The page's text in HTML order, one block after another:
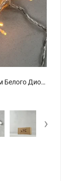
Гирлянда Нить 10м Желтая с Мерцанием Белого Диода 220В, 100 LED, Провод Прозрачный ПВХ, IP54. Фото 1.
›